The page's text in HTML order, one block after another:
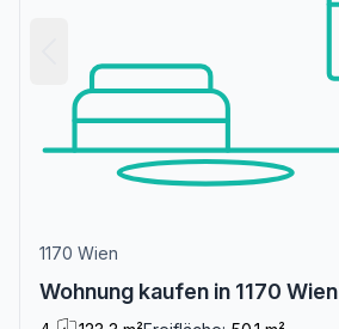
1170 Wien
Wohnung kaufen in 1170 Wien